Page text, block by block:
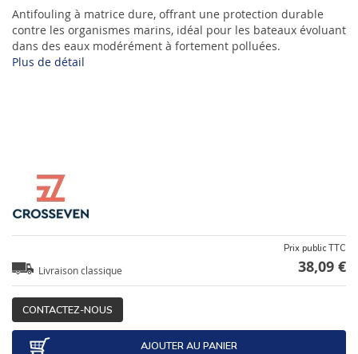
Antifouling à matrice dure, offrant une protection durable
contre les organismes marins, idéal pour les bateaux évoluant
dans des eaux modérément à fortement polluées.
Plus de détail
Livraison classique
Prix public TTC
38,09 €
CONTACTEZ-NOUS
AJOUTER AU PANIER